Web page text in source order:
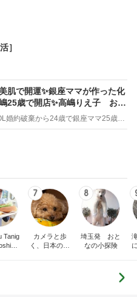
］
肌で開運✨銀座ママが作った化
25歳で開店✨高嶋りえ子 お着
キン コーデ
Tanig
7
カメラと歩
く、日本の風
8
埼玉発 おと
なの小探険